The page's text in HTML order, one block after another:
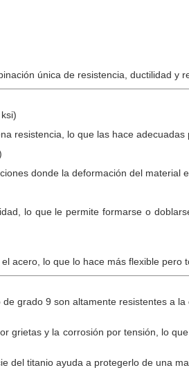
única de resistencia, ductilidad y
resistencia, lo que las hace
donde la deformación del material
lo que le permite formarse o
acero, lo que lo hace más flexible
grado 9 son altamente resistentes a
grietas y la corrosión por tensión, lo
del titanio ayuda a protegerlo de una